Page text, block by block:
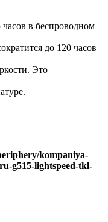
в беспроводном
до 120 часов
Это
kompaniya-
g515-lightspeed-tkl-